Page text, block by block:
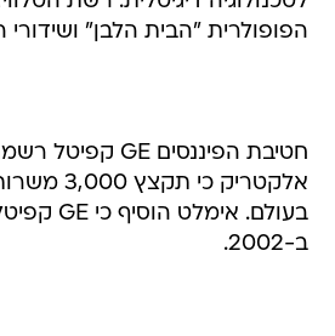
הפופולרית "הבית הלבן" ושידורי
ב-2002.